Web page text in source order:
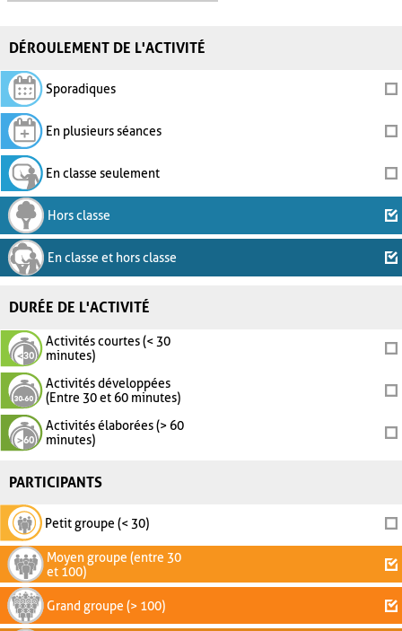
DÉROULEMENT DE L'ACTIVITÉ
Sporadiques
En plusieurs séances
En classe seulement
Hors classe
En classe et hors classe
DURÉE DE L'ACTIVITÉ
Activités courtes (< 30
minutes)
Activités développées
(Entre 30 et 60 minutes)
Activités élaborées (> 60
minutes)
PARTICIPANTS
Petit groupe (< 30)
Moyen groupe (entre 30
et 100)
Grand groupe (> 100)